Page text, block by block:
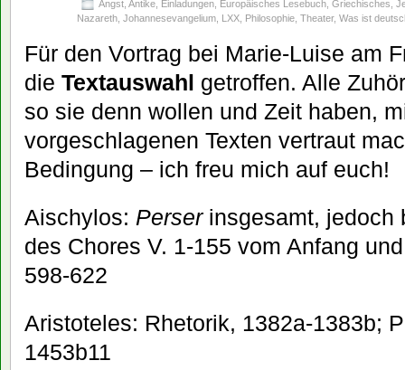
Angst Antike Einladungen Europäisches Lesebuch Griechisches
Nazareth Johannesevangelium LXX Philosophie Theater, Was ist
Für den Vortrag bei Marie-Luise am
die Textauswahl getroffen. Alle
so sie denn wollen und Zeit haben,
vorgeschlagenen Texten vertraut
Bedingung – ich freu mich auf euch!
Aischylos: Perserinsgesamt, jedoch
des Chores V. 1-155 vom Anfang
598-622
Aristoteles: Rhetorik, 1382a-1383b;
1453b11